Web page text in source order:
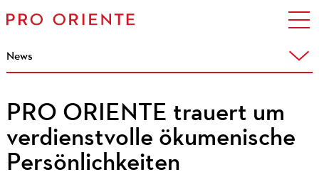
News
PRO ORIENTE trauert um
verdienstvolle ökumenische
Persönlichkeiten